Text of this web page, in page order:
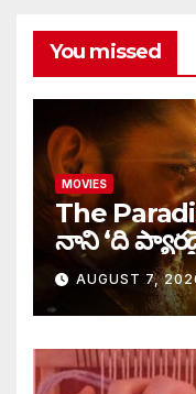
You missed
MOVIES
The
నాని ‘ది
AUGUST 7,